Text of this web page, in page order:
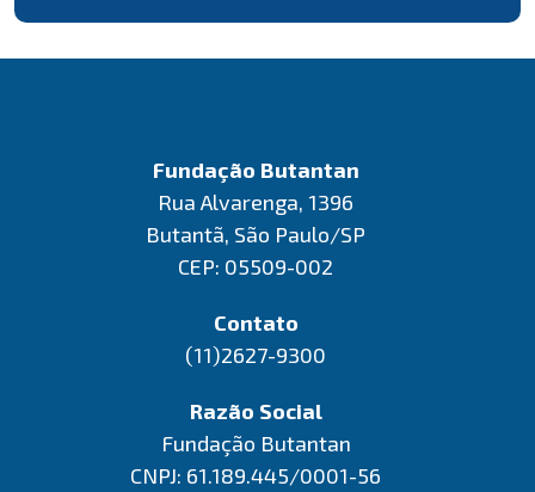
Fundação Butantan
Rua Alvarenga, 1396
Butantã, São Paulo/SP
CEP: 05509-002
Contato
(11)2627-9300
Razão Social
Fundação Butantan
CNPJ: 61.189.445/0001-56